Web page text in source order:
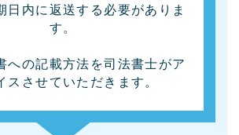
日内に返送する必要がありま
す。
への記載方法を司法書士がア
スさせていただきます。